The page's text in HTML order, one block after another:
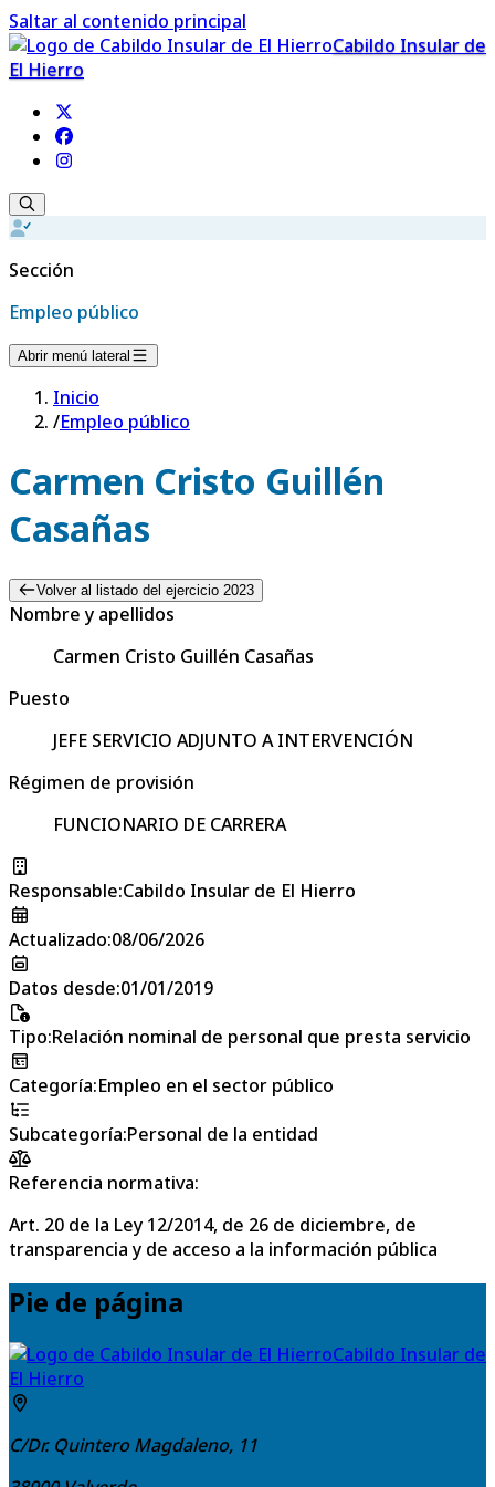
Saltar al contenido principal
Cabildo Insular de
El Hierro
Sección
Empleo público
Abrir menú lateral
Inicio
/Empleo público
Carmen Cristo Guillén
Casañas
Volver al listado del ejercicio 2023
Nombre y apellidos
Carmen Cristo Guillén Casañas
Puesto
JEFE SERVICIO ADJUNTO A INTERVENCIÓN
Régimen de provisión
FUNCIONARIO DE CARRERA
Responsable:Cabildo Insular de El Hierro
Actualizado:08/06/2026
Datos desde:01/01/2019
Tipo:Relación nominal de personal que presta servicio
Categoría:Empleo en el sector público
Subcategoría:Personal de la entidad
Referencia normativa:
Art. 20 de la Ley 12/2014, de 26 de diciembre, de
transparencia y de acceso a la información pública
Pie de página
Cabildo Insular de
El Hierro
C/Dr. Quintero Magdaleno, 11